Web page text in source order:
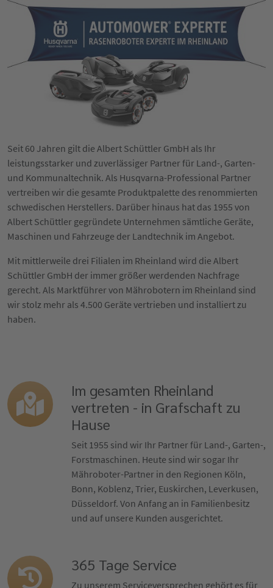
Seit 60 Jahren gilt die Albert Schüttler GmbH als Ihr
leistungsstarker und zuverlässiger Partner für Land-, Garten-
und Kommunaltechnik. Als Husqvarna-Professional Partner
vertreiben wir die gesamte Produktpalette des renommierten
schwedischen Herstellers. Darüber hinaus hat das 1955 von
Albert Schüttler gegründete Unternehmen sämtliche Geräte,
Maschinen und Fahrzeuge der Landtechnik im Angebot.
Mit mittlerweile drei Filialen im Rheinland wird die Albert
Schüttler GmbH der immer größer werdenden Nachfrage
gerecht. Als Marktführer von Mährobotern im Rheinland sind
wir stolz mehr als 4.500 Geräte vertrieben und installiert zu
haben.
Im gesamten Rheinland
vertreten - in Grafschaft zu
Hause
Seit 1955 sind wir Ihr Partner für Land-, Garten-,
Forstmaschinen. Heute sind wir sogar Ihr
Mähroboter-Partner in den Regionen Köln,
Bonn, Koblenz, Trier, Euskirchen, Leverkusen,
Düsseldorf. Von Anfang an in Familienbesitz
und auf unsere Kunden ausgerichtet.
365 Tage Service
Zu unserem Serviceversprechen gehört es für